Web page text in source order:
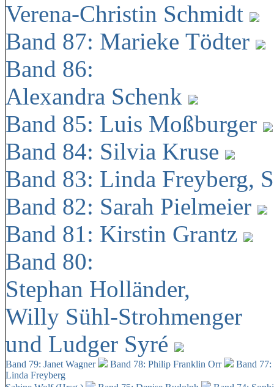
Verena-Christin Schmidt
Band 87: Marieke Tödter
Band 86:
Alexandra Schenk
Band 85: Luis Moßburger
Band 84: Silvia Kruse
Band 83: Linda Freyberg,
Band 82: Sarah Pielmeier
Band 81: Kirstin Grantz
Band 80:
Stephan Holländer,
Willy Sühl-Strohmenger
und Ludger Syré
Band 79: Janet Wagner Band 78: Philip Franklin Orr
Band
Linda Freyberg